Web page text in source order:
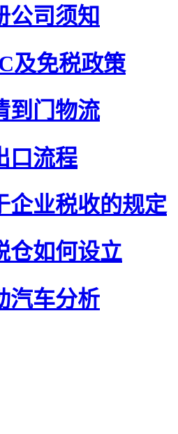
公司须知
及免税政策
到门物流
口流程
企业税收的规定
仓如何设立
汽车分析